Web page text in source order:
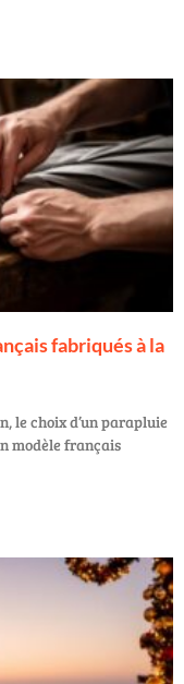
fabriqués à la
le choix d’un parapluie
modèle français